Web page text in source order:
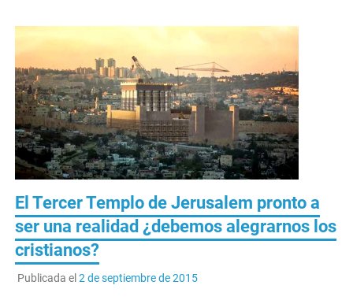
El Tercer Templo de Jerusalem pronto a
ser una realidad ¿debemos alegrarnos los
cristianos?
Publicada el 2 de septiembre de 2015